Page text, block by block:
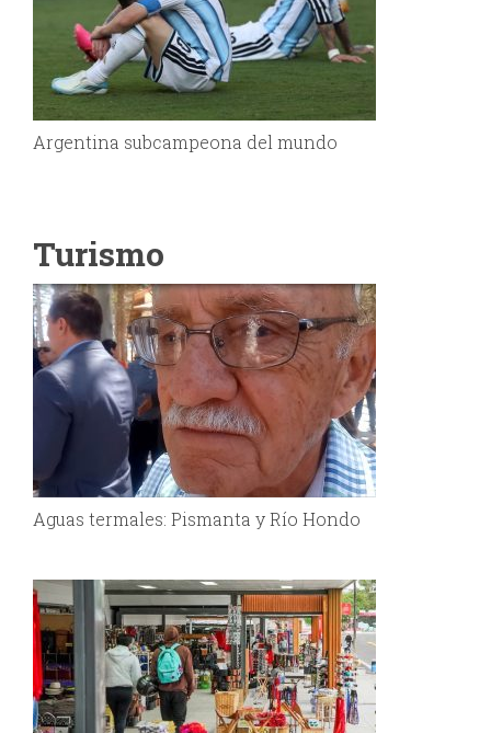
Argentina subcampeona del mundo
Turismo
Aguas termales: Pismanta y Río Hondo